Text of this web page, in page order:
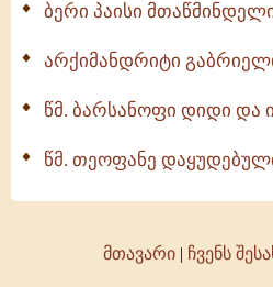
ბერი პაისი
არქიმანდრიტი
წმ. ბარსანოფი დიდი და
წმ. თეოფანე
მთავარი| ჩვენს